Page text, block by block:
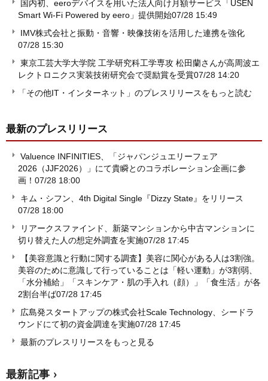
国内初、eeroデバイスを用いた法人向け月額サービス「USEN
Smart Wi-Fi Powered by eero」提供開始07/28 15:49
IMV株式会社と振動・音響・映像技術を活用した連携を強化
07/28 15:30
東京工芸大学大学院 工学研究科工学専攻 松田蘭さんが高周波エ
レクトロニクス実装技術研究会で奨励賞を受賞07/28 14:20
「その他IT・インターネット」のプレスリリースをもっと読む
最新のプレスリリース
Valuence INFINITIES、「ジャパンジュエリーフェア
2026（JJF2026）」にて貴瞬とのコラボレーション企画に参
画！ 07/28 18:00
キム・シフン、4th Digital Single『Dizzy State』をリリース
07/28 18:00
リアークスファインド、新築マンションから中古マンションに
切り替えた人の想定外調査を実施07/28 17:45
【美容意識と行動に関する調査】美容に関心がある人は3割強。
美容のために意識して行っていることは「軽い運動」が3割弱、
「水分補給」「スキンケア・肌の手入れ（顔）」「食生活」が各
2割台半ば07/28 17:45
広島発スタートアップの株式会社Scale Technology、シードラ
ウンドにて初の資金調達を実施07/28 17:45
最新のプレスリリースをもっと見る
最新記事